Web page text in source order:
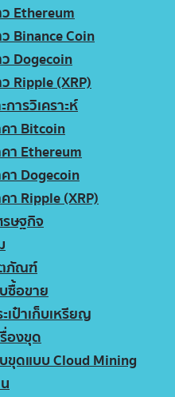
Ethereum
Binance Coin
Dogecoin
Ripple (XRP)
การวิเคราะห์
า Bitcoin
า Ethereum
า Dogecoin
า Ripple (XRP)
ษฐกิจ
ภัณฑ์
ซื้อขาย
เป๋าเก็บเหรียญ
องขุด
ขุดแบบ Cloud Mining